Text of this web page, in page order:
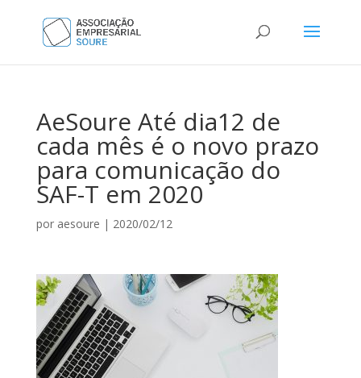
AeSoure Até dia12 de
cada mês é o novo prazo
para comunicação do
SAF-T em 2020
por aesoure | 2020/02/12